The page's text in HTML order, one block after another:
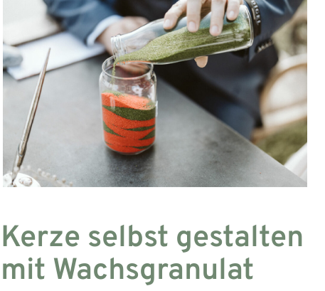
Kerze selbst gestalten
mit Wachsgranulat